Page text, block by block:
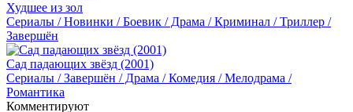
Худшее из зол
Сериалы / Новинки / Боевик / Драма / Криминал / Триллер /
Завершён
Сад падающих звёзд (2001)
Сериалы / Завершён / Драма / Комедия / Мелодрама /
Романтика
Комментируют